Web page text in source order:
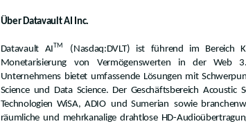
Über Datavault AI Inc.
Datavault AI TM
(Nasdaq:DVLT) ist führend im Bereich
Monetarisierung von Vermögenswerten in der Web
Unternehmens bietet umfassende Lösungen mit
Science und Data Science. Der Geschäftsbereich
Technologien WiSA, ADIO und Sumerian sowie
räumliche und mehrkanalige drahtlose HD-